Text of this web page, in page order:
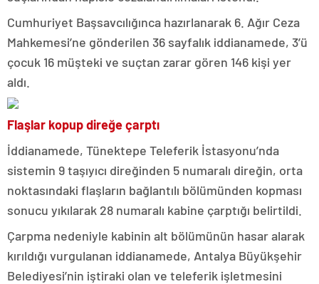
Cumhuriyet Başsavcılığınca hazırlanarak 6. Ağır Ceza
Mahkemesi’ne gönderilen 36 sayfalık iddianamede, 3’ü
çocuk 16 müşteki ve suçtan zarar gören 146 kişi yer
aldı.
Flaşlar kopup direğe çarptı
İddianamede, Tünektepe Teleferik İstasyonu’nda
sistemin 9 taşıyıcı direğinden 5 numaralı direğin, orta
noktasındaki flaşların bağlantılı bölümünden kopması
sonucu yıkılarak 28 numaralı kabine çarptığı belirtildi.
Çarpma nedeniyle kabinin alt bölümünün hasar alarak
kırıldığı vurgulanan iddianamede, Antalya Büyükşehir
Belediyesi’nin iştiraki olan ve teleferik işletmesini